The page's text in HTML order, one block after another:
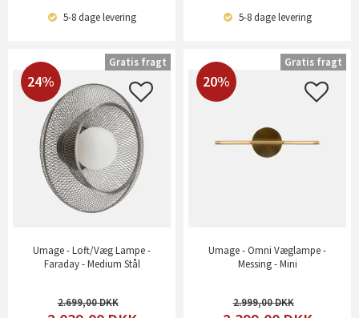
5-8 dagelevering 5-8 dagelevering
24%
Umage - Loft/Væg Lampe -
Faraday - Medium Stål
2.699,00
Gratis fragt
20%
Umage - Omni Væglampe -
Messing - Mini
2.999,00
Gratis fragt